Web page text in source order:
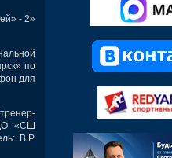
- 2»
по
для
«СШ
В.Р.